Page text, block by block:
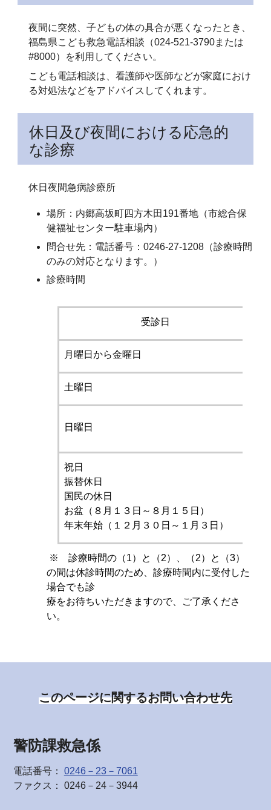
夜間に突然、子どもの体の具合が悪くなったとき、
福島県こども救急電話相談（024-521-3790または
#8000）を利用してください。
こども電話相談は、看護師や医師などが家庭におけ
る対処法などをアドバイスしてくれます。
休日及び夜間における応急的
な診療
休日夜間急病診療所
場所：内郷高坂町四方木田191番地（市総合保
健福祉センター駐車場内）
問合せ先：電話番号：0246-27-1208（診療時間
のみの対応となります。）
診療時間
受診日
月曜日から金曜日
土曜日
日曜日
祝日
振替休日
国民の休日
お盆（８月１３日～８月１５日）
年末年始（１２月３０日～１月３日）
※ 診療時間の（1）と（2）、（2）と（3）
の間は休診時間のため、診療時間内に受付した
場合でも診
療をお待ちいただきますので、ご了承くださ
い。
このページに関するお問い合わせ先
警防課救急係
電話番号： 0246－23－7061
ファクス： 0246－24－3944